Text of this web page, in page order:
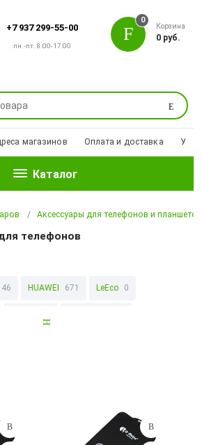
+7 937 299-55-00
пн.-пт. 8:00-17:00
Поиск
0
Корзина
0 руб.
магазинов Оплата и доставка
Каталог
Аксессуары для телефонов и планшетов
телефонов
46 HUAWEI 671 LeEco 0
75